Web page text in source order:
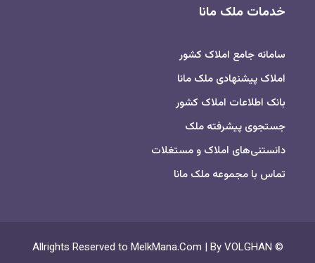
خدمات ملک مانا
سامانه جامع املاک کشور
املاک پیشنهادی ملک مانا
بانک اطلاعات املاک کشور
جستجوی پیشرفته ملک
دانستنی‌های املاک و مستغلات
تماس با مجموعه ملک مانا
© Allrights Reserved to MelkMana.Com | By VOLGHAN